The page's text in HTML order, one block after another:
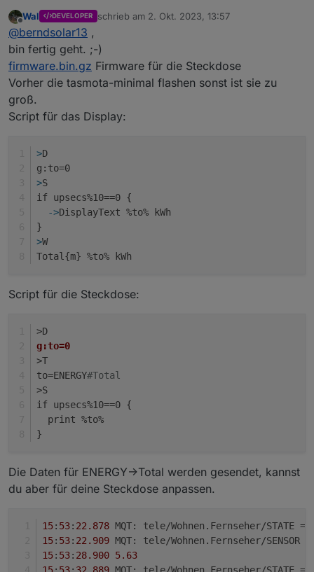
kein Stress, hab die Teile noch nicht mal bestellt
;)
Offline
Wal DEVELOPER schrieb am 2. Okt. 2023, 13:57
zuletzt editiert von
@berndsolar13 ,
bin fertig geht. ;-)
firmware.bin.gz Firmware für die Steckdose
Vorher die tasmota-minimal flashen sonst ist sie zu
groß.
Script für das Display:
>D
g:to=0
>S
if upsecs%10==0 {
  ->
DisplayText %to% kWh
}
>W
Total{m} %to% kWh
Script für die Steckdose:
>D
g:to=0
>T
to=ENERGY#Total
>S
if upsecs%10==0 {
  print %to%
}
Die Daten für ENERGY->Total werden gesendet, kannst
du aber für deine Steckdose anpassen.
15: 53: 22.878 MQT: tele/Wohnen.Fernseher/STATE =
15: 53: 22.909 MQT: tele/Wohnen.Fernseher/SENSOR
15: 53: 28.900 5.63
15: 53: 32.889 MQT: tele/Wohnen.Fernseher/STATE =